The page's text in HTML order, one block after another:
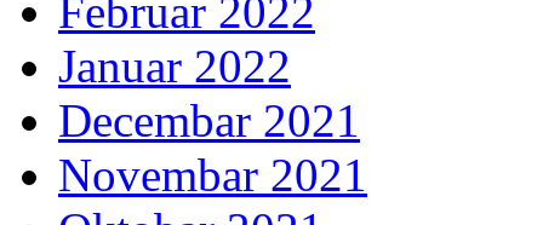
Februar 2022
Januar 2022
Decembar 2021
Novembar 2021